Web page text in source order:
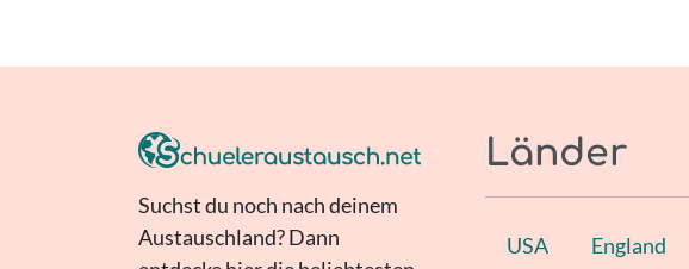
Suchst du noch nach deinem
Austauschland? Dann
Länder
USA England